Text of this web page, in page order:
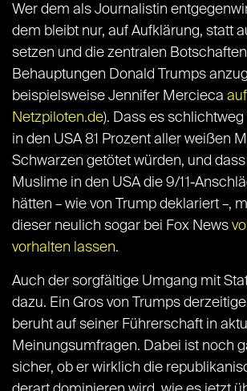
Wer dem als Journalistin
dem bleibt nur, auf Aufklärung, statt
setzen und die zentralen
Behauptungen Donald Trumps
beispielsweise Jennifer Mercieca auf
Netzpiloten.de). Dass es
in den USA 81 Prozent aller weißen
Schwarzen getötet würden, und
Muslime in den USA die 9/11-
hätten – wie von Trump deklariert –,
dieser neulich sogar bei Fox News
vorhalten lassen.
Auch der sorgfältige Umgang mit
dazu. Ein Gros von Trumps
beruht auf seiner Führerschaft in
Meinungsumfragen. Dabei ist noch
sicher, ob er wirklich die